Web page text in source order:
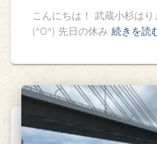
こんにちは！ 武蔵小杉は
(^O^) 先日の休み 続きを読